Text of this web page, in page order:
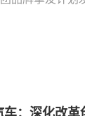
车：深化改